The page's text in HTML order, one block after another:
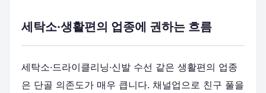
세탁소·생활편의 업종에 권하는 흐름
세탁소·드라이클리닝·신발 수선 같은 생활편의 업종
은 단골 의존도가 매우 큽니다. 채널업으로 친구 풀을